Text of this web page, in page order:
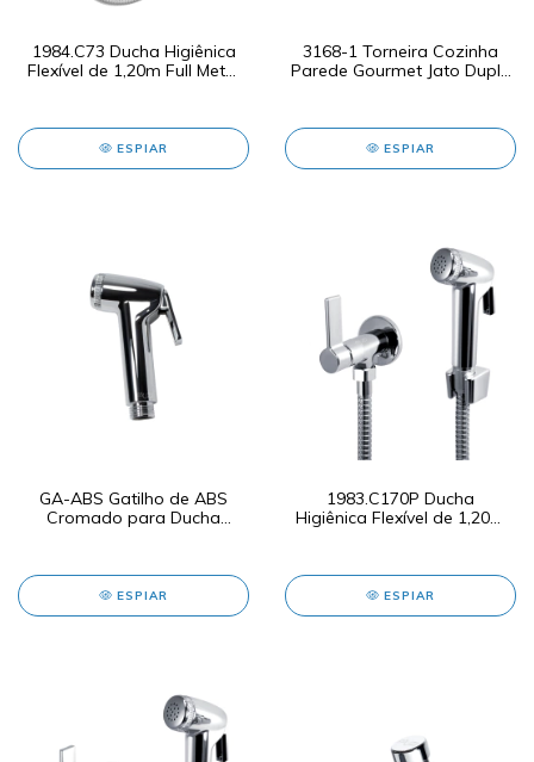
1984.C73 Ducha Higiênica
Flexível de 1,20m Full Metal
ESPIAR
3168-1 Torneira Cozinha
Parede Gourmet Jato Duplo
ESPIAR
GA-ABS Gatilho de ABS
Cromado para Ducha
ESPIAR
1983.C170P Ducha
Higiênica Flexível de 1,20m
ESPIAR